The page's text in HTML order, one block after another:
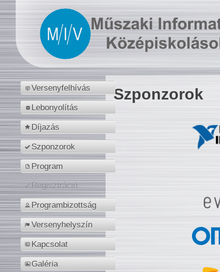
Versenyfelhívás
Lebonyolítás
Díjazás
Szponzorok
Program
Regisztráció
Programbizottság
Versenyhelyszín
Kapcsolat
Galéria
Szponzorok